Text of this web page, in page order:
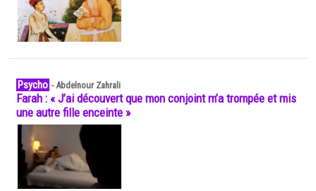
Psycho -Abdelnour Zahrali
Farah : « J’ai découvert que mon conjoint m’a trompée et mis
une autre fille enceinte »